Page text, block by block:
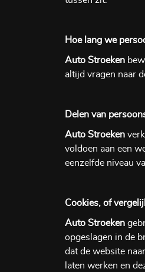
Hoe lang we
Auto Stroeken
altijd vragen naar
Delen van
Auto Stroeken
voldoen aan een
eenzelfde niveau
Cookies, of
Auto Stroeken
opgeslagen in de
dat de website
laten werken en